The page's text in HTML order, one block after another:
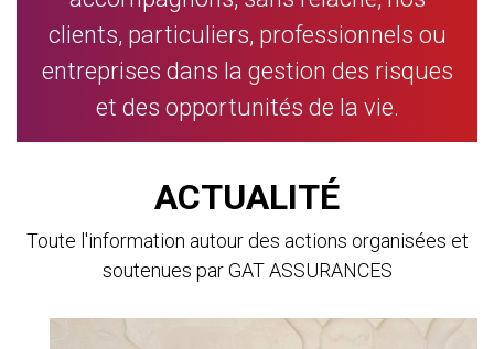
clients, particuliers, professionnels ou
entreprises dans la gestion des risques
et des opportunités de la vie.
ACTUALITÉ
Toute l'information autour des actions organisées et
soutenues par GAT ASSURANCES